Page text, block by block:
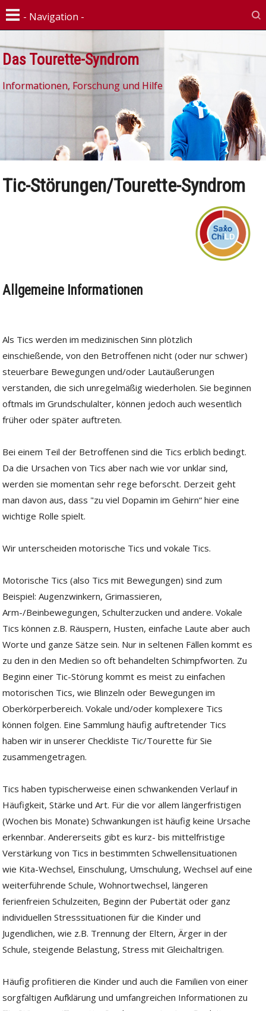
Das Tourette-Syndrom
Informationen, Forschung und Hilfe
Tic-Störungen/Tourette-Syndrom
Allgemeine Informationen
Als Tics werden im medizinischen Sinn plötzlich
einschießende, von den Betroffenen nicht (oder nur schwer)
steuerbare Bewegungen und/oder Lautäußerungen
verstanden, die sich unregelmäßig wiederholen. Sie beginnen
oftmals im Grundschulalter, können jedoch auch wesentlich
früher oder später auftreten.
Bei einem Teil der Betroffenen sind die Tics erblich bedingt.
Da die Ursachen von Tics aber nach wie vor unklar sind,
werden sie momentan sehr rege beforscht. Derzeit geht
man davon aus, dass "zu viel Dopamin im Gehirn“ hier eine
wichtige Rolle spielt.
Wir unterscheiden motorische Tics und vokale Tics.
Motorische Tics (also Tics mit Bewegungen) sind zum
Beispiel: Augenzwinkern, Grimassieren,
Arm-/Beinbewegungen, Schulterzucken und andere. Vokale
Tics können z.B. Räuspern, Husten, einfache Laute aber auch
Worte und ganze Sätze sein. Nur in seltenen Fällen kommt es
zu den in den Medien so oft behandelten Schimpfworten. Zu
Beginn einer Tic-Störung kommt es meist zu einfachen
motorischen Tics, wie Blinzeln oder Bewegungen im
Oberkörperbereich. Vokale und/oder komplexere Tics
können folgen. Eine Sammlung häufig auftretender Tics
haben wir in unserer Checkliste Tic/Tourette für Sie
zusammengetragen.
Tics haben typischerweise einen schwankenden Verlauf in
Häufigkeit, Stärke und Art. Für die vor allem längerfristigen
(Wochen bis Monate) Schwankungen ist häufig keine Ursache
erkennbar. Andererseits gibt es kurz- bis mittelfristige
Verstärkung von Tics in bestimmten Schwellensituationen
wie Kita-Wechsel, Einschulung, Umschulung, Wechsel auf eine
weiterführende Schule, Wohnortwechsel, längeren
ferienfreien Schulzeiten, Beginn der Pubertät oder ganz
individuellen Stresssituationen für die Kinder und
Jugendlichen, wie z.B. Trennung der Eltern, Ärger in der
Schule, steigende Belastung, Stress mit Gleichaltrigen.
Häufig profitieren die Kinder und auch die Familien von einer
sorgfältigen Aufklärung und umfangreichen Informationen zu